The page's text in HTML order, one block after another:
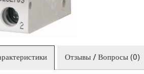
Отзывы / Вопросы (0)